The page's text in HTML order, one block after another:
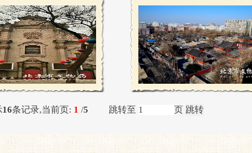
16条记录,当前页: 1 /5 跳转至 页